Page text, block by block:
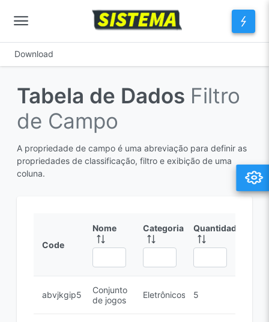
Download
Tabela de Dados Filtro
de Campo
A propriedade de campo é uma abreviação para definir as
propriedades de classificação, filtro e exibição de uma
coluna.
Code
Nome Categoria Quantidade
abvjkgip5
Conjunto
de jogos
Eletrônicos 5